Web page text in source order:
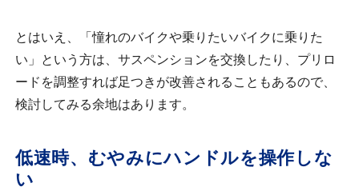
とはいえ、「憧れのバイクや乗りたいバイクに乗りた
い」という方は、サスペンションを交換したり、プリロ
ードを調整すれば足つきが改善されることもあるので、
検討してみる余地はあります。
低速時、むやみにハンドルを操作しな
い